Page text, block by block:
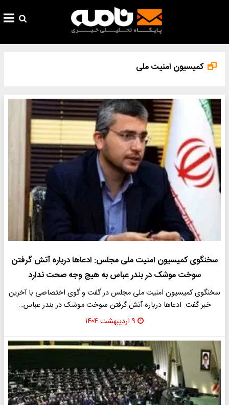
کمیسیون امنیت ملی
سخنگوی کمیسیون امنیت ملی مجلس: ادعاها درباره آتش گرفتن
سوخت موشک در بندر عباس به هیچ وجه صحت ندارد
سخنگوی کمیسیون امنیت ملی مجلس در گفت و گوی اختصاصی با آخرین
خبر گفت: ادعاها درباره آتش گرفتن سوخت موشک در بندر عباس…
۹ اردیبهشت ۱۴۰۴